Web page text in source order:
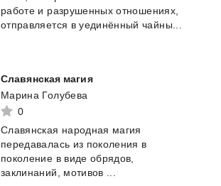
работе и разрушенных отношениях,
отправляется в уединённый чайны...
Славянская магия
Марина Голубева
0
Славянская народная магия
передавалась из поколения в
поколение в виде обрядов,
заклинаний, мотивов ...